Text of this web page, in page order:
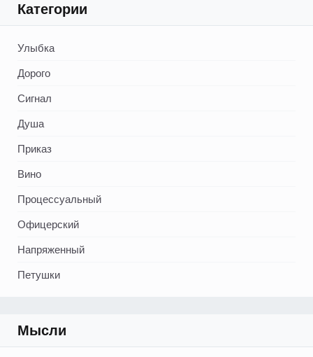
Категории
Улыбка
Дорого
Сигнал
Душа
Приказ
Вино
Процессуальный
Офицерский
Напряженный
Петушки
Мысли